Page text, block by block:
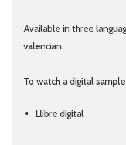
Available in three
valencian.
To watch a digital
Llibre digital